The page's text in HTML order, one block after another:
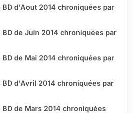
BD d'Aout 2014 chroniquées par
BD de Juin 2014 chroniquées par
BD de Mai 2014 chroniquées par
BD d'Avril 2014 chroniquées par
BD de Mars 2014 chroniquées